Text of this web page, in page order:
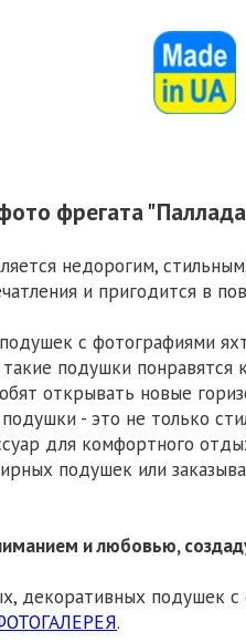
фрегата
недорогим,
и пригодится в
с фотографиями
подушки понравятся
открывать новые
- это не только
для комфортного
подушек или
и любовью,
декоративных подушек с
.